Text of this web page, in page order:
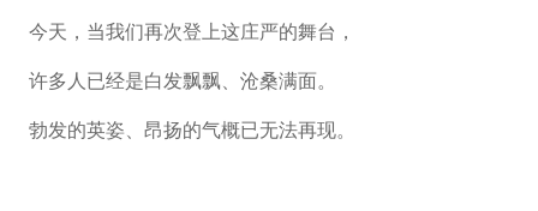
今天，当我们再次登上这庄严的舞台，
许多人已经是白发飘飘、沧桑满面。
勃发的英姿、昂扬的气概已无法再现。